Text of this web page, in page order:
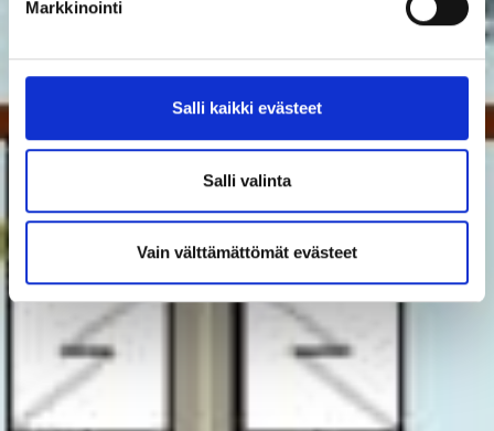
Markkinointi
Salli kaikki evästeet
Salli valinta
Vain välttämättömät evästeet